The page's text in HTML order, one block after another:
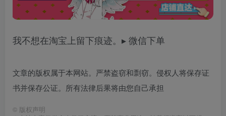
我不想在淘宝上留下痕迹。▸ 微信下单
文章的版权属于本网站。严禁盗窃和剽窃。侵权人将保存证
书并保存公证。所有法律后果将由您自己承担
© 版权声明